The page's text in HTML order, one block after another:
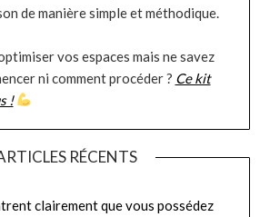
de manière simple et méthodique.
vos espaces mais ne savez
ni comment procéder ? Ce kit
!
RÉCENTS
clairement que vous possédez